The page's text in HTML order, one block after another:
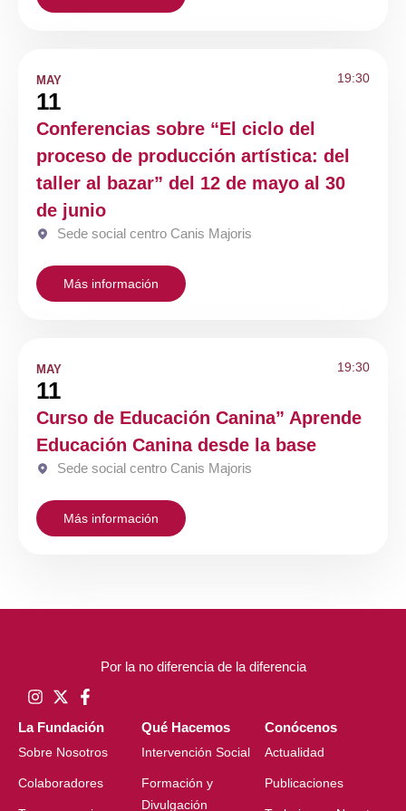
MAY
11
19:30
Conferencias sobre “El ciclo del
proceso de producción artística: del
taller al bazar” del 12 de mayo al 30
de junio
Sede social centro Canis Majoris
Más información
MAY
11
19:30
Curso de Educación Canina” Aprende
Educación Canina desde la base
Sede social centro Canis Majoris
Más información
Por la no diferencia de la diferencia
La Fundación
Sobre Nosotros
Colaboradores
Qué Hacemos
Intervención Social
Formación y
Divulgación
Conócenos
Actualidad
Publicaciones